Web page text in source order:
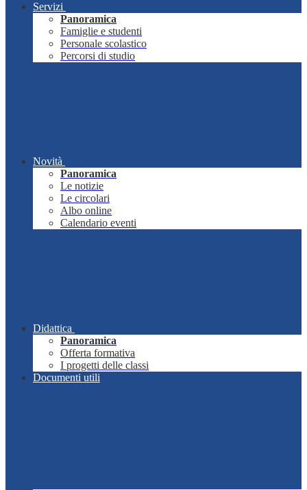
Servizi
Panoramica
Famiglie e studenti
Personale scolastico
Percorsi di studio
Novità
Panoramica
Le notizie
Le circolari
Albo online
Calendario eventi
Didattica
Panoramica
Offerta formativa
I progetti delle classi
Documenti utili